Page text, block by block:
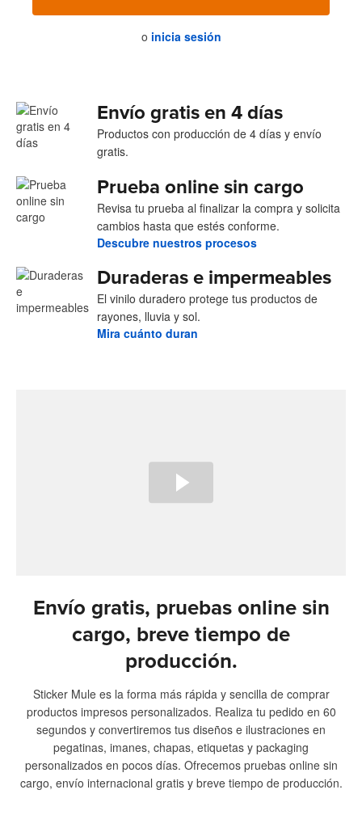
o inicia sesión
Envío gratis en 4 días
Productos con producción de 4 días y envío
gratis.
Prueba online sin cargo
Revisa tu prueba al finalizar la compra y solicita
cambios hasta que estés conforme.
Descubre nuestros procesos
Duraderas e impermeables
El vinilo duradero protege tus productos de
rayones, lluvia y sol.
Mira cuánto duran
Envío gratis, pruebas online sin
cargo, breve tiempo de
producción.
Sticker Mule es la forma más rápida y sencilla de comprar
productos impresos personalizados. Realiza tu pedido en 60
segundos y convertiremos tus diseños e ilustraciones en
pegatinas, imanes, chapas, etiquetas y packaging
personalizados en pocos días. Ofrecemos pruebas online sin
cargo, envío internacional gratis y breve tiempo de producción.